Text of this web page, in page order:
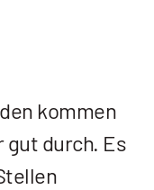
kommen
durch. Es